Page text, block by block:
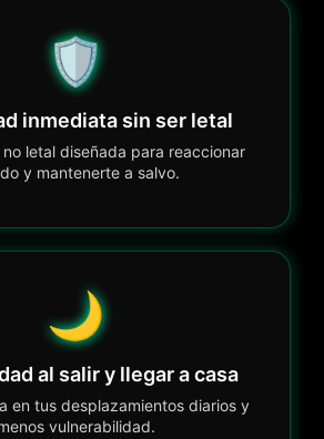
🛡️
inmediata sin ser letal
letal diseñada para reaccionar
y mantenerte a salvo.
🌙
al salir y llegar a casa
en tus desplazamientos diarios y
vulnerabilidad.